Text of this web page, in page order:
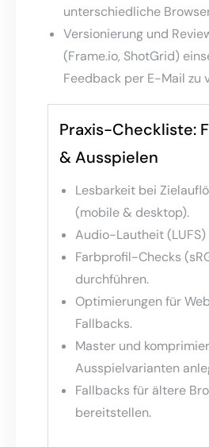
unterschiedliche
Versionierung und
(Frame.io, ShotGrid)
Feedback per E-Mail zu
Praxis-Checkliste:
& Ausspielen
Lesbarkeit bei
(mobile & desktop).
Audio-Lautheit (LUFS)
Farbprofil-Checks
durchführen.
Optimierungen für
Fallbacks.
Master und
Ausspielvarianten
Fallbacks für ältere
bereitstellen.